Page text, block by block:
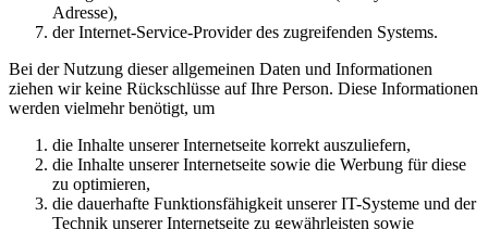
Adresse),
der Internet-Service-Provider des zugreifenden Systems.
Bei der Nutzung dieser allgemeinen Daten und Informationen
ziehen wir keine Rückschlüsse auf Ihre Person. Diese Informationen
werden vielmehr benötigt, um
die Inhalte unserer Internetseite korrekt auszuliefern,
die Inhalte unserer Internetseite sowie die Werbung für diese
zu optimieren,
die dauerhafte Funktionsfähigkeit unserer IT-Systeme und der
Technik unserer Internetseite zu gewährleisten sowie